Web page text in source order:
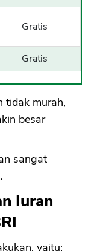
Gratis
Gratis
tidak murah,
besar
sangat
Iuran
yaitu: